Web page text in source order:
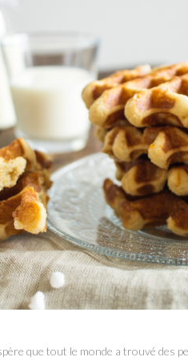
que tout le monde a trouvé